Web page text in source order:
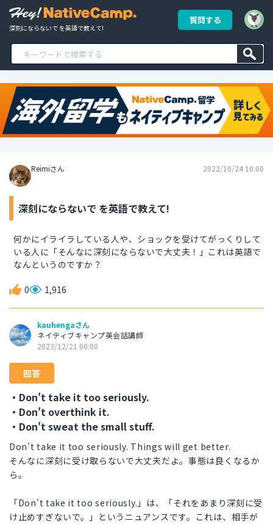
深刻にならないで を英語で教えて!
質問する
Reimiさん 2022/10/24 10:00
深刻にならないで を英語で教えて!
何かにイライラしている人や、ショックを受けてがっくりして
いる人に「そんなに深刻にならないで大丈夫！」これは英語で
なんというのですか？
0 1,916
kauhengaさん
ネイティブキャンプ英会話講師
2023/12/21 00:00
回答
・Don't take it too seriously.
・Don't overthink it.
・Don't sweat the small stuff.
Don't take it too seriously. Things will get better.
そんなに深刻に受け取らないで大丈夫だよ。事態は良くなるか
ら。
「Don't take it too seriously.」は、「それをあまり深刻に受
け止めすぎないで。」というニュアンスです。これは、相手が